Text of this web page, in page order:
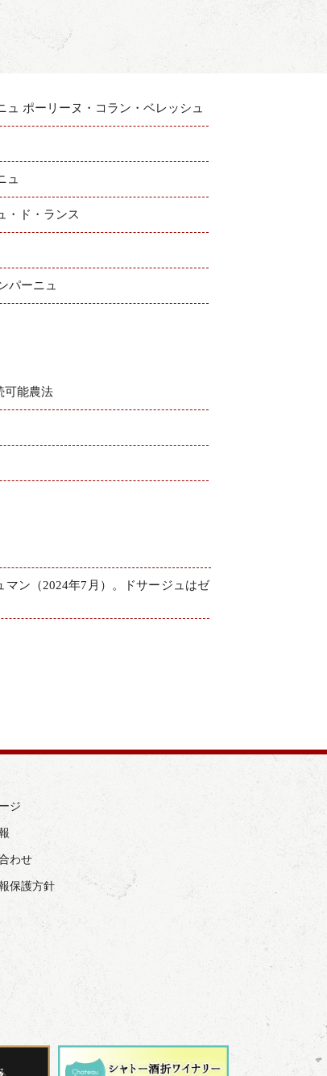
ュ ポーリーヌ・コラン・ベレッシュ
ュ
・ド・ランス
パーニュ
可能農法
ン（2024年7月）。ドサージュはゼ
ジ
わせ
保護方針